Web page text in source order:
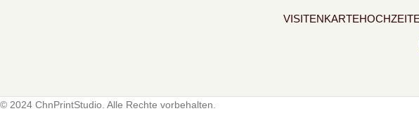
VISITENKARTEHOCHZEIT
© 2024 ChnPrintStudio. Alle Rechte vorbehalten.